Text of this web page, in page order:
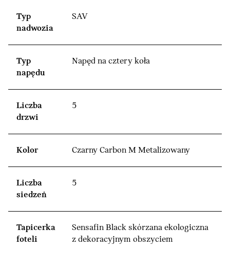
Typ
nadwozia
SAV
Typ
napędu
Napęd na cztery koła
Liczba
drzwi
5
Kolor Czarny Carbon M Metalizowany
Liczba
siedzeń
5
Tapicerka
foteli
Sensafin Black skórzana ekologiczna
z dekoracyjnym obszyciem